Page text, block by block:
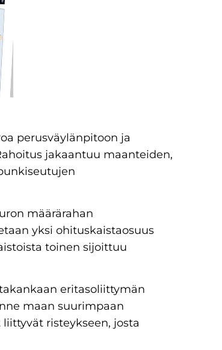
perusväylänpitoon ja
jakaantuu maanteiden,
määrärahan
yksi ohituskaistaosuus
toinen sijoittuu
eritasoliittymän
maan suurimpaan
risteykseen, josta